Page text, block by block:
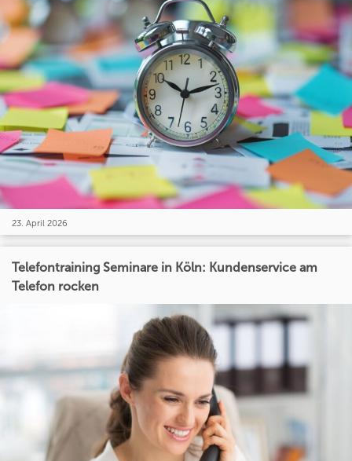
23. April 2026
Telefontraining Seminare in Köln: Kundenservice am
Telefon rocken